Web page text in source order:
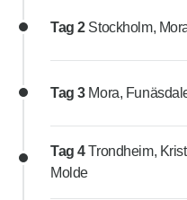
Tag 2 Stockholm,
Tag 3 Mora,
Tag 4Trondheim,
Molde